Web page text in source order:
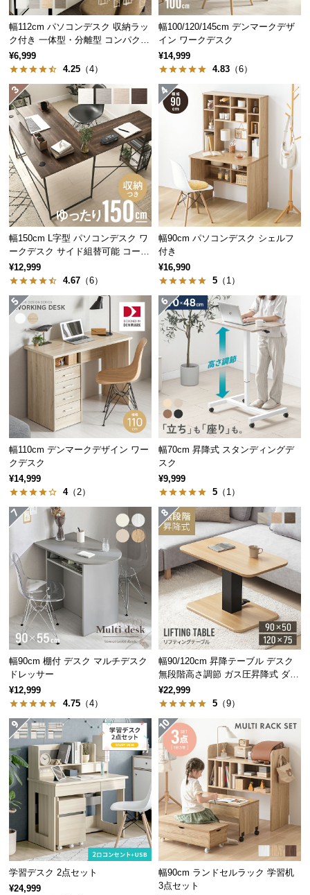
中
型
商
品
の
配
送
に
つ
い
て
小
型
商
の
配
送
に
つ
い
設
置
サ
ー
ビ
に
い
搬
入
経
路
に
つ
い
て
返
品・
ル
に
つ
い
幅112cm パソコンデスク 収納ラッ
ク付き 一体型・分離型 コンパクト
ワークデスク
¥6,999
4.25 （4）
幅100/120/145cm デンマークデザ
イン ワークデスク
¥14,999
4.83 （6）
幅150cm L字型 パソコンデスク ワ
ークデスク サイド組替可能 コーナ
ー 木目調
¥12,999
4.67 （6）
幅90cm パソコンデスク シェルフ
付き
¥16,990
5 （1）
幅110cm デンマークデザイン ワー
クデスク
¥14,999
4（2）
幅70cm 昇降式 スタンディングデ
スク
¥9,999
5 （1）
幅90cm 棚付 デスク マルチデスク
ドレッサー
¥12,999
4.75 （4）
幅90/120cm 昇降テーブル デスク
無段階高さ調節 ガス圧昇降式 ダイ
ニング 高さ55~70cm
¥22,999
5 （9）
学習デスク 2点セット
¥24,999
幅90cm ランドセルラック 学習机
3点セット